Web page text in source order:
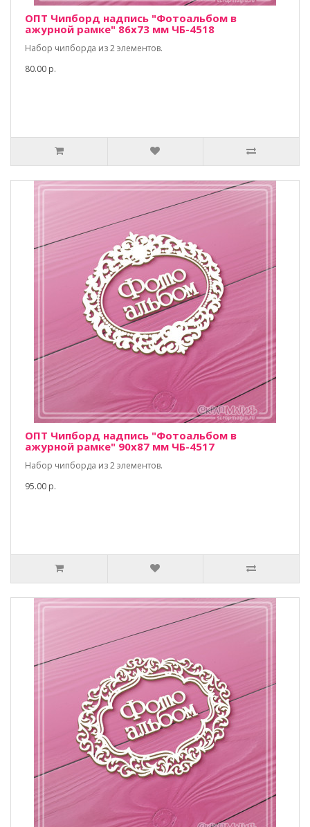
ОПТ Чипборд надпись "Фотоальбом в
ажурной рамке" 86х73 мм ЧБ-4518
Набор чипборда из 2 элементов.
80.00 р.
ОПТ Чипборд надпись "Фотоальбом в
ажурной рамке" 90х87 мм ЧБ-4517
Набор чипборда из 2 элементов.
95.00 р.